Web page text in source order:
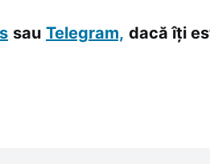
sau Telegram, dacă îți